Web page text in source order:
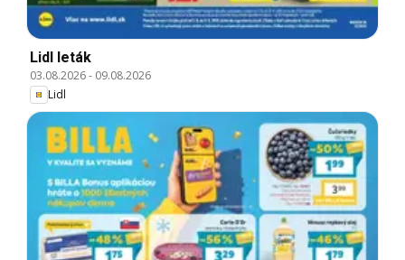
Lidl leták
03.08.2026- 09.08.2026
Lidl